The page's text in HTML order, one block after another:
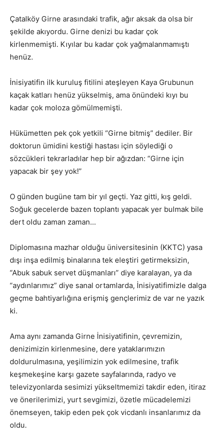
Çatalköy Girne arasındaki trafik, ağır aksak da olsa bir
şekilde akıyordu. Girne denizi bu kadar çok
kirlenmemişti. Kıyılar bu kadar çok yağmalanmamıştı
henüz.
İnisiyatifin ilk kuruluş fitilini ateşleyen Kaya Grubunun
kaçak katları henüz yükselmiş, ama önündeki kıyı bu
kadar çok moloza gömülmemişti.
Hükümetten pek çok yetkili “Girne bitmiş” dediler. Bir
doktorun ümidini kestiği hastası için söylediği o
sözcükleri tekrarladılar hep bir ağızdan: “Girne için
yapacak bir şey yok!”
O günden bugüne tam bir yıl geçti. Yaz gitti, kış geldi.
Soğuk gecelerde bazen toplantı yapacak yer bulmak bile
dert oldu zaman zaman…
Diplomasına mazhar olduğu üniversitesinin (KKTC) yasa
dışı inşa edilmiş binalarına tek eleştiri getirmeksizin,
“Abuk sabuk servet düşmanları” diye karalayan, ya da
“aydınlarımız” diye sanal ortamlarda, İnisiyatifimizle dalga
geçme bahtiyarlığına erişmiş gençlerimiz de var ne yazık
ki.
Ama aynı zamanda Girne İnisiyatifinin, çevremizin,
denizimizin kirlenmesine, dere yataklarımızın
doldurulmasına, yeşilimizin yok edilmesine, trafik
keşmekeşine karşı gazete sayfalarında, radyo ve
televizyonlarda sesimizi yükseltmemizi takdir eden, itiraz
ve önerilerimizi, yurt sevgimizi, özetle mücadelemizi
önemseyen, takip eden pek çok vicdanlı insanlarımız da
oldu.